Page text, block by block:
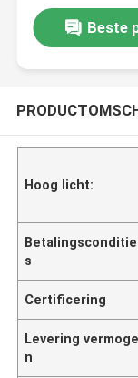
Beste
Hoog licht:
Betalingsconditie
s
Certificering
Levering vermoge
n